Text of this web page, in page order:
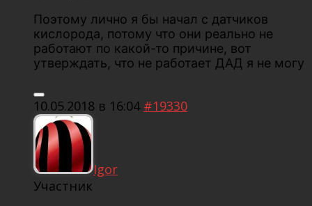
Поэтому лично я бы начал с датчиков
кислорода, потому что они реально не
работают по какой-то причине, вот
утверждать, что не работает ДАД я не могу
10.05.2018 в 16:04 #19330
Igor
Участник